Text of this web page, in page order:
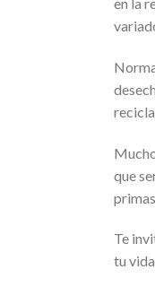
que
Te
tu